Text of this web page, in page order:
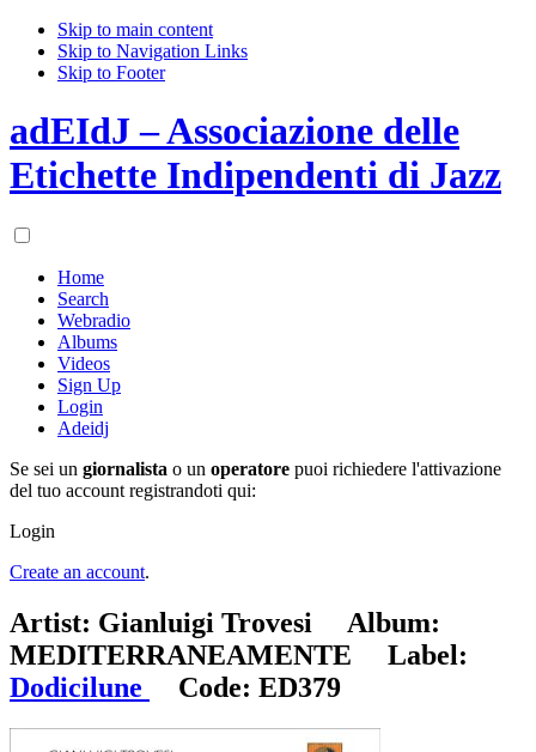
Skip to main content
Skip to Navigation Links
Skip to Footer
adEIdJ – Associazione delle
Etichette Indipendenti di Jazz
Home
Search
Webradio
Albums
Videos
Sign Up
Login
Adeidj
Se sei un giornalista o un operatore puoi richiedere l'attivazione
del tuo account registrandoti qui:
Login
Create an account.
Artist: Gianluigi Trovesi Album:
MEDITERRANEAMENTE Label:
Dodicilune
Code: ED379